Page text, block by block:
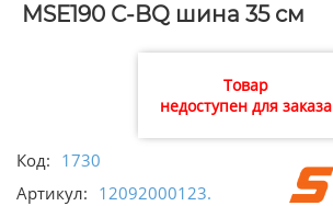
MSE190 С-BQ шина 35 см
Товар
недоступен для заказа
Код: 1730
Артикул: 12092000123.